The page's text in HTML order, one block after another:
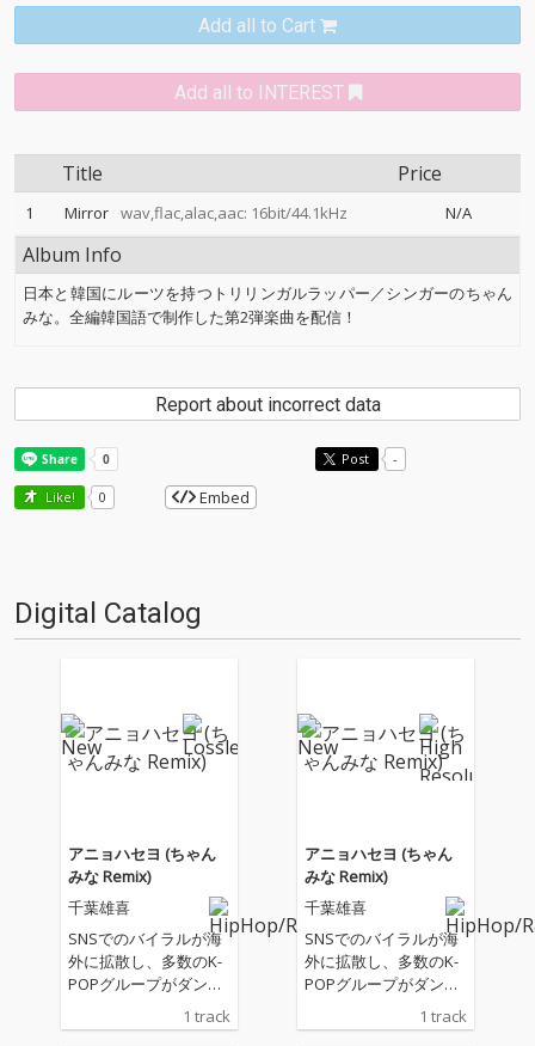
Add all to Cart
Add all to INTEREST
Title Price
1 Mirror wav,flac,alac,aac: 16bit/44.1kHz N/A
Album Info
日本と韓国にルーツを持つトリリンガルラッパー／シンガーのちゃん
みな。全編韓国語で制作した第2弾楽曲を配信！
Report about incorrect data
Post -
Like! 0 Embed
Digital Catalog
アニョハセヨ (ちゃん
みな Remix)
千葉雄喜
SNSでのバイラルが海
外に拡散し、多数のK-
POPグループがダンス
し世界で話題の千葉雄
1 track
アニョハセヨ (ちゃん
みな Remix)
千葉雄喜
SNSでのバイラルが海
外に拡散し、多数のK-
POPグループがダンス
を投稿。日本を飛び出
し世界で話題の千葉雄
1 track